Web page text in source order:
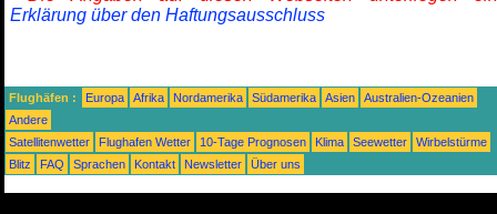
Erklärung über den Haftungsausschluss
Flughäfen : Europa Afrika Nordamerika Südamerika Asien
Australien-Ozeanien
Andere
Satellitenwetter
Flughafen Wetter 10-Tage Prognosen Klima Seewetter
Wirbelstürme
Blitz
FAQ Sprachen Kontakt Newsletter Über uns